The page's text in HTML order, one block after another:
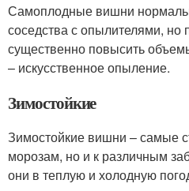
Самоплодные вишни
соседства с опылителями, но
существенно повысить
– искусственное опыление.
Зимостойкие
Зимостойкие вишни – самые
морозам, но и к различным
они в теплую и холодную